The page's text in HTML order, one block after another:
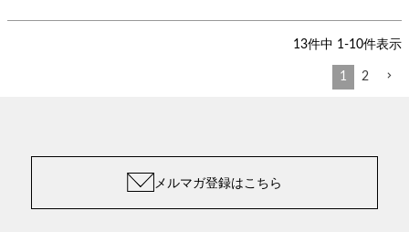
13件中 1-10件表示
1 2
メルマガ登録はこちら